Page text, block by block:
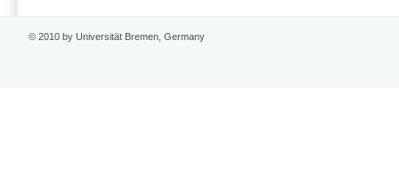
© 2010 by Universität Bremen, Germany